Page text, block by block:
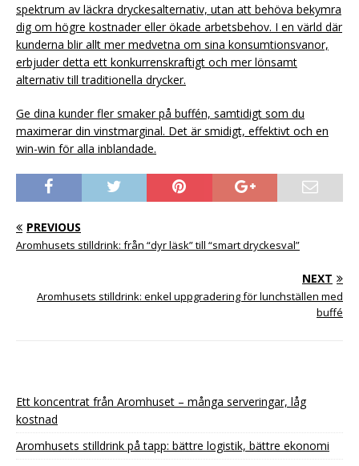
spektrum av läckra dryckesalternativ, utan att behöva bekymra
dig om högre kostnader eller ökade arbetsbehov. I en värld där
kunderna blir allt mer medvetna om sina konsumtionsvanor,
erbjuder detta ett konkurrenskraftigt och mer lönsamt
alternativ till traditionella drycker.
Ge dina kunder fler smaker på buffén, samtidigt som du
maximerar din vinstmarginal. Det är smidigt, effektivt och en
win-win för alla inblandade.
PREVIOUS
Aromhusets stilldrink: från “dyr läsk” till “smart dryckesval”
NEXT
Aromhusets stilldrink: enkel uppgradering för lunchställen med
buffé
Ett koncentrat från Aromhuset – många serveringar, låg
kostnad
Aromhusets stilldrink på tapp: bättre logistik, bättre ekonomi